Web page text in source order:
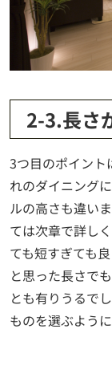
2-3.長さ
3つ目のポイント
れのダイニング
ルの高さも違い
ては次章で詳し
ても短すぎても
と思った長さで
とも有りうるで
ものを選ぶよう